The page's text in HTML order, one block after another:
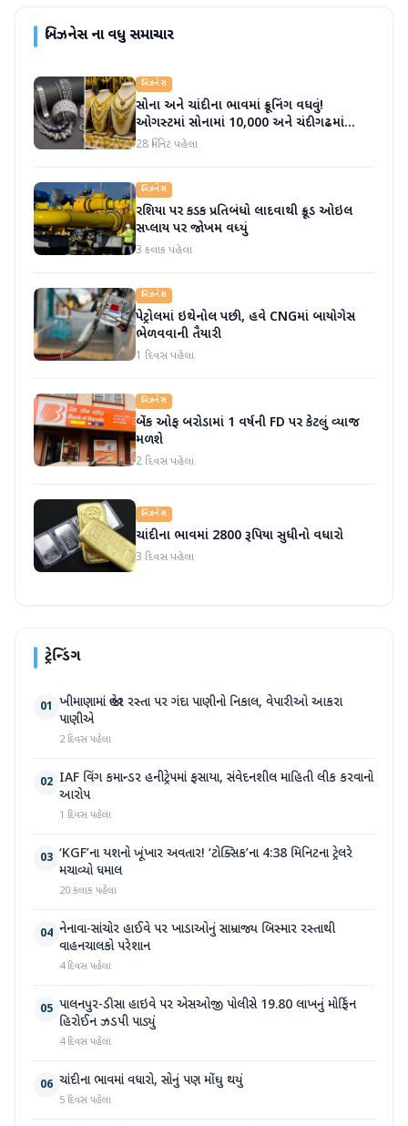
બિઝનેસના વધુ સમાચાર
બિઝનેસ
સોના અને ચાંદીના ભાવમાં ક્રૂનિંગ વધવું!
ઓગસ્ટમાં સોનામાં 10,000 અને ચંદીગઢમાં
20,000 મોટી સંખ્યામાં વધારો થયો
28 મિનિટ પહેલા
બિઝનેસ
રશિયા પર કડક પ્રતિબંધો લાદવાથી ક્રૂડ ઓઇલ
સપ્લાય પર જોખમ વધ્યું
3 કલાક પહેલા
બિઝનેસ
પેટ્રોલમાં ઇથેનોલ પછી, હવે CNGમાં બાયોગેસ
ભેળવવાની તૈયારી
1 દિવસ પહેલા
બિઝનેસ
બેંક ઓફ બરોડામાં 1 વર્ષની FD પર કેટલું વ્યાજ
મળશે
2 દિવસ પહેલા
બિઝનેસ
ચાંદીના ભાવમાં 2800 રૂપિયા સુધીનો વધારો
3 દિવસ પહેલા
ટ્રેન્ડિંગ
01 ખીમાણામાં જાહેર રસ્તા પર ગંદા પાણીનો નિકાલ, વેપારીઓ આકરા
પાણીએ
2 દિવસ પહેલા
02 IAF વિંગ કમાન્ડર હનીટ્રેપમાં ફસાયા, સંવેદનશીલ માહિતી લીક કરવાનો
આરોપ
1 દિવસ પહેલા
03 ‘KGF’ના યશનો ખૂંખાર અવતાર! ‘ટોક્સિક’ના 4:38 મિનિટના ટ્રેલરે
મચાવ્યો ધમાલ
20 કલાક પહેલા
04 નેનાવા-સાંચોર હાઈવે પર ખાડાઓનું સામ્રાજ્ય બિસ્માર રસ્તાથી
વાહનચાલકો પરેશાન
4 દિવસ પહેલા
05 પાલનપુર-ડીસા હાઇવે પર એસઓજી પોલીસે 19.80 લાખનું મોર્ફિન
હિરોઈન ઝડપી પાડ્યું
4 દિવસ પહેલા
06 ચાંદીના ભાવમાં વધારો, સોનું પણ મોંઘુ થયું
5 દિવસ પહેલા